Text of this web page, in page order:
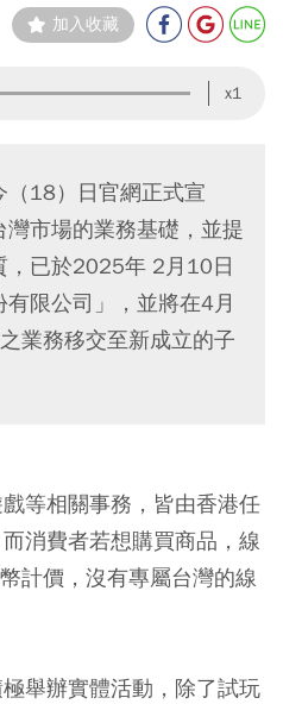
加入收藏
x1
（18）日官網正式宣
市場的業務基礎，並提
，已於2025年 2月10日
限公司」，並將在4月
業務移交至新成立的子
等相關事務，皆由香港任
消費者若想購買商品，線
計價，沒有專屬台灣的線
舉辦實體活動，除了試玩